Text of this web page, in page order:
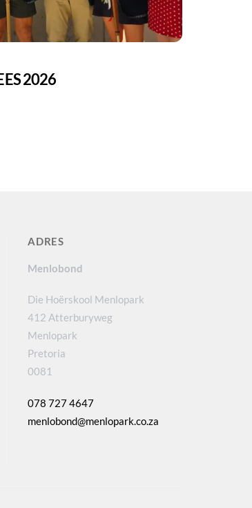
2026
ADRES
Menlobond
Die Hoërskool Menlopark
412 Atterburyweg
Menlopark
Pretoria
0081
078 727 4647
menlobond@menlopark.co.za